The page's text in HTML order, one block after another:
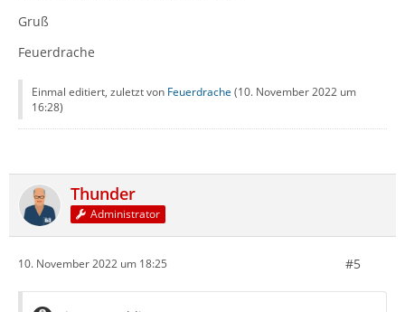
Gruß
Feuerdrache
Einmal editiert, zuletzt von Feuerdrache (10. November 2022 um
16:28)
Thunder
Administrator
10. November 2022 um 18:25 #5